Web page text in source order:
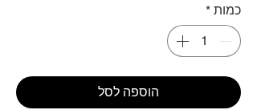
כמות *
הוספה לסל